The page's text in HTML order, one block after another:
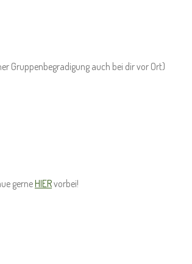
Gruppenbegradigung auch bei dir vor Ort)
gerneHIERvorbei!